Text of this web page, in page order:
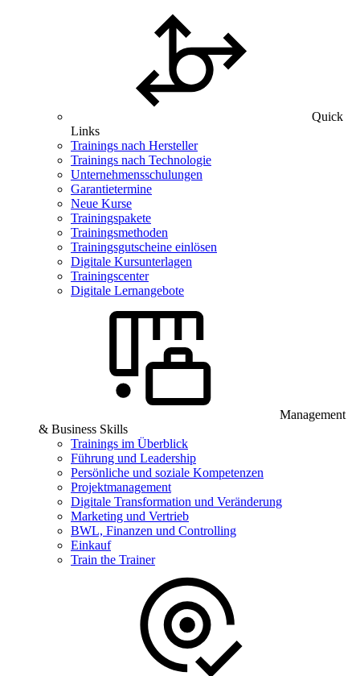
Quick
Links
Trainings nach Hersteller
Trainings nach Technologie
Unternehmensschulungen
Garantietermine
Neue Kurse
Trainingspakete
Trainingsmethoden
Trainingsgutscheine einlösen
Digitale Kursunterlagen
Trainingscenter
Digitale Lernangebote
Management
& Business Skills
Trainings im Überblick
Führung und Leadership
Persönliche und soziale Kompetenzen
Projektmanagement
Digitale Transformation und Veränderung
Marketing und Vertrieb
BWL, Finanzen und Controlling
Einkauf
Train the Trainer